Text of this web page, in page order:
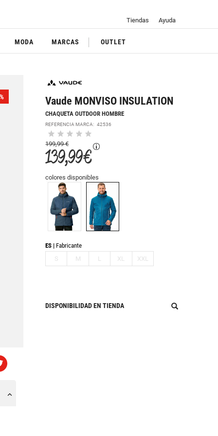
Tiendas Ayuda
MODA MARCAS OUTLET
Vaude MONVISO INSULATION
CHAQUETA OUTDOOR HOMBRE
REFERENCIA MARCA:42536
199,99 €
139,99 €
colores disponibles
ES
Fabricante
S
M L XL XXL
DISPONIBILIDAD EN TIENDA
%